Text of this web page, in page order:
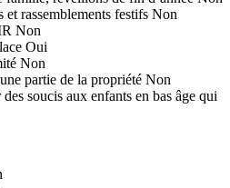
et rassemblements festifs Non
Non
Oui
Non
partie de la propriété Non
soucis aux enfants en bas âge qui